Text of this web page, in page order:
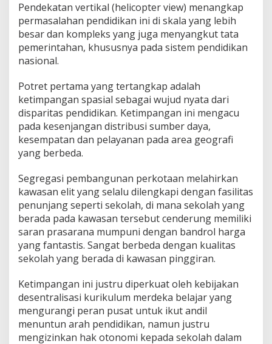
Pendekatan vertikal (helicopter view) menangkap
permasalahan pendidikan ini di skala yang lebih
besar dan kompleks yang juga menyangkut tata
pemerintahan, khususnya pada sistem pendidikan
nasional.
Potret pertama yang tertangkap adalah
ketimpangan spasial sebagai wujud nyata dari
disparitas pendidikan. Ketimpangan ini mengacu
pada kesenjangan distribusi sumber daya,
kesempatan dan pelayanan pada area geografi
yang berbeda.
Segregasi pembangunan perkotaan melahirkan
kawasan elit yang selalu dilengkapi dengan fasilitas
penunjang seperti sekolah, di mana sekolah yang
berada pada kawasan tersebut cenderung memiliki
saran prasarana mumpuni dengan bandrol harga
yang fantastis. Sangat berbeda dengan kualitas
sekolah yang berada di kawasan pinggiran.
Ketimpangan ini justru diperkuat oleh kebijakan
desentralisasi kurikulum merdeka belajar yang
mengurangi peran pusat untuk ikut andil
menuntun arah pendidikan, namun justru
mengizinkan hak otonomi kepada sekolah dalam